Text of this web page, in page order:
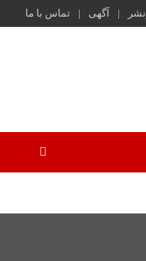
آگهی تماس با ما